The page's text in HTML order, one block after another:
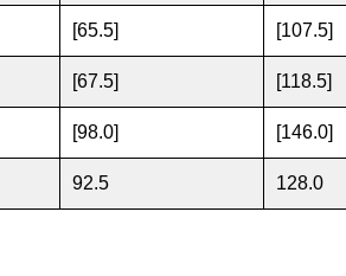
[65.5] [107.5]
[67.5] [118.5]
[98.0] [146.0]
92.5 128.0